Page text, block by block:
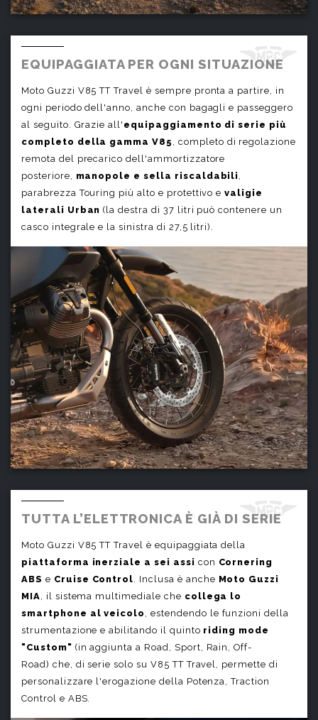
EQUIPAGGIATA PER OGNI SITUAZIONE
Moto Guzzi V85 TT Travel è sempre pronta a partire, in
ogni periodo dell'anno, anche con bagagli e passeggero
al seguito. Grazie all' equipaggiamento di serie più
completo della gamma V85
, completo di regolazione
remota del precarico dell'ammortizzatore
posteriore, manopole e sella riscaldabili
parabrezza Touring più alto e protettivo evaligie
laterali Urban (la destra di 37 litri può contenere un
casco integrale e la sinistra di 27,5 litri).
TUTTA L’ELETTRONICA È GIÀ DI SERIE
Moto Guzzi V85 TT Travel è equipaggiata della
piattaforma inerziale a sei assi con Cornering
ABS e Cruise Control. Inclusa è anche Moto Guzzi
MIA, il sistema multimediale che collega lo
smartphone al veicolo , estendendo le funzioni della
strumentazione e abilitando il quinto riding mode
"Custom" (in aggiunta a Road, Sport, Rain, Off-
Road) che, di serie solo su V85 TT Travel, permette di
personalizzare l'erogazione della Potenza, Traction
Control e ABS.